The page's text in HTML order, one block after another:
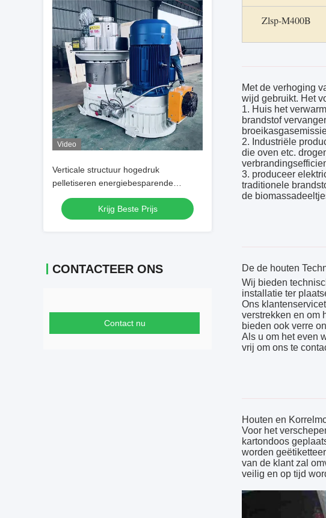
Video
Verticale structuur hogedruk
pelletiseren energiebesparende
ringvormige matrijs houtpelletmolen
voor biomassa brandstof
Krijg Beste Prijs
CONTACTEER ONS
Contact nu
Zlsp-M400B
Met de verhoging
wijd gebruikt. Het
1. Huis het
brandstof
2. Industriële
die oven etc.
3. produceer
traditionele
de
De de houten
Wij bieden
installatie ter
Ons
verstrekken en om
bieden ook verre
Als u om het even
vrij om ons te
Houten en
Voor het
kartondoos
worden
van de klant zal
veilig en op tijd